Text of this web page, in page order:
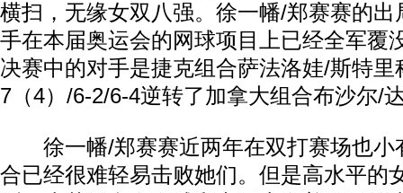
横扫，无缘女双八强。徐一幡/郑赛赛的出
手在本届奥运会的网球项目上已经全军覆
决赛中的对手是捷克组合萨法洛娃/斯特里
7（4）/6-2/6-4逆转了加拿大组合布沙尔/
徐一幡/郑赛赛近两年在双打赛场也小
合已经很难轻易击败她们。但是高水平的